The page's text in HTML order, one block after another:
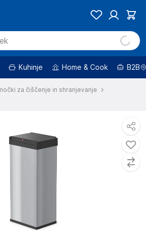
Kuhinje Home & Cook B2B
za čiščenje in shranjevanje